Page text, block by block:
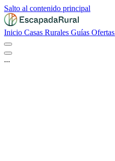
Salto al contenido principal
Inicio Casas Rurales Guías Ofertas
...